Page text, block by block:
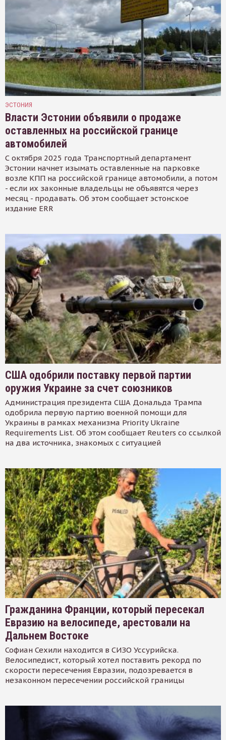
ЭСТОНИЯ
Власти Эстонии объявили о продаже
оставленных на российской границе
автомобилей
С октября 2025 года Транспортный департамент
Эстонии начнет изымать оставленные на парковке
возле КПП на российской границе автомобили, а потом
- если их законные владельцы не объявятся через
месяц - продавать. Об этом сообщает эстонское
издание ERR
США одобрили поставку первой партии
оружия Украине за счет союзников
Администрация президента США Дональда Трампа
одобрила первую партию военной помощи для
Украины в рамках механизма Priority Ukraine
Requirements List. Об этом сообщает Reuters со ссылкой
на два источника, знакомых с ситуацией
Гражданина Франции, который пересекал
Евразию на велосипеде, арестовали на
Дальнем Востоке
Софиан Сехили находится в СИЗО Уссурийска.
Велосипедист, который хотел поставить рекорд по
скорости пересечения Евразии, подозревается в
незаконном пересечении российской границы